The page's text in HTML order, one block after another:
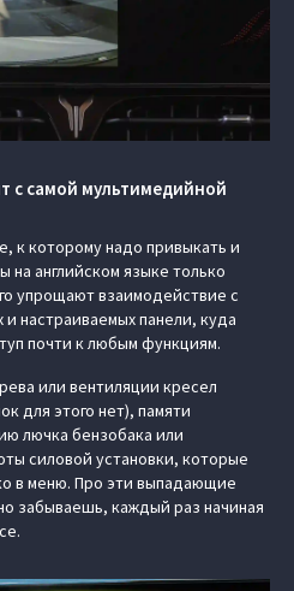
с самой мультимедийной
к которому надо привыкать и
на английском языке только
упрощают взаимодействие с
настраиваемых панели, куда
почти к любым функциям.
или вентиляции кресел
для этого нет), памяти
лючка бензобака или
силовой установки, которые
в меню. Про эти выпадающие
забываешь, каждый раз начиная